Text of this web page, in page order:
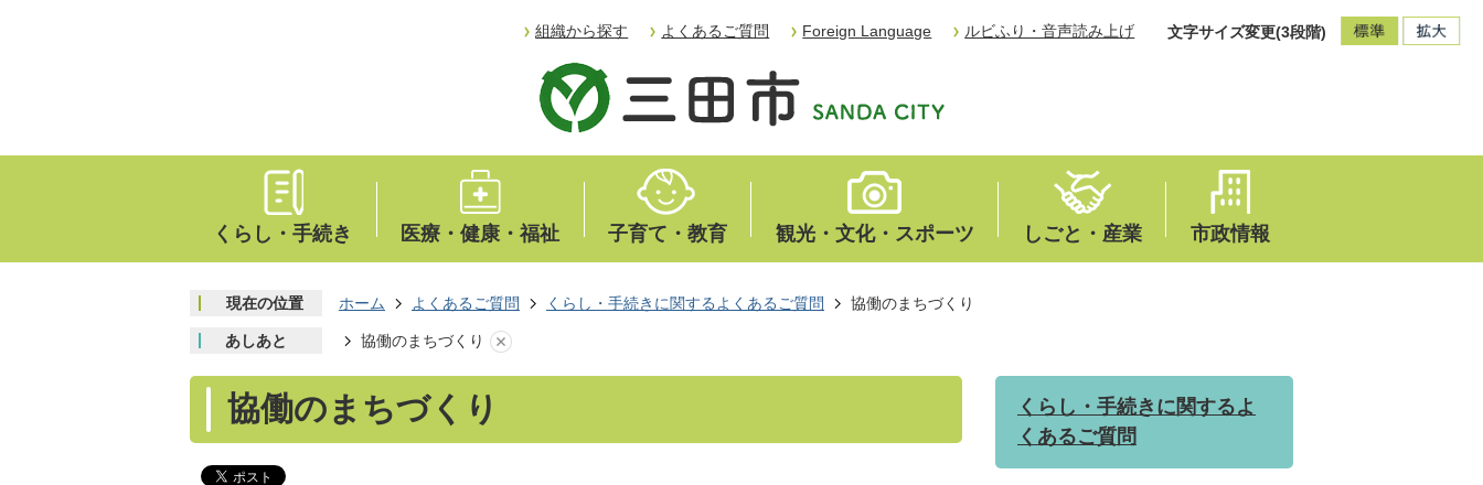
組織から探す よくあるご質問 Foreign Language ルビふり・音声読み上げ 文字サイズ変更(3段階)
くらし・手続き 医療・健康・福祉 子育て・教育 観光・文化・スポーツ しごと・産業 市政情報
現在の位置 ホーム よくあるご質問 くらし・手続きに関するよくあるご質問 協働のまちづくり
あしあと 協働のまちづくり
協働のまちづくり
くらし・手続きに関するよ
くあるご質問